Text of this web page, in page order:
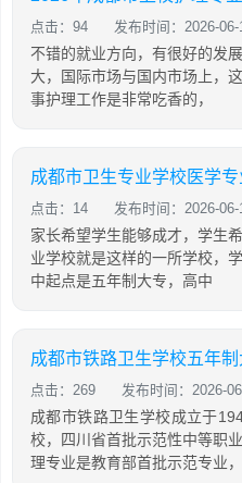
点击：94 发布时间：2026-06-
不错的就业方向，有很好的发
大，国际市场与国内市场上，
事护理工作是非常吃香的，
成都市卫生专业学校医学
点击：14 发布时间：2026-06-
家长希望学生能够成才，学生
业学校就是这样的一所学校，
中起点是五年制大专，高中
点击：269 发布时间：2026-
成都市铁路卫生学校成立于
校，四川省首批示范性中等职
理专业是教育部首批示范专业，